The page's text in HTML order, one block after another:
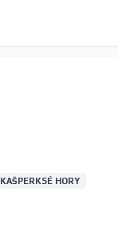
KAŠPERKSÉ HORY